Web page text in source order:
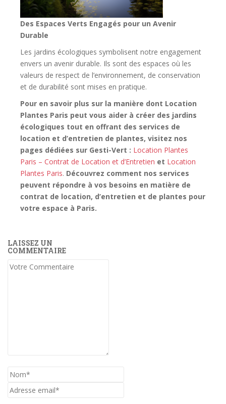
Des Espaces Verts Engagés pour un Avenir
Durable
Les jardins écologiques symbolisent notre engagement
envers un avenir durable. Ils sont des espaces où les
valeurs de respect de l’environnement, de conservation
et de durabilité sont mises en pratique.
Pour en savoir plus sur la manière dont Location
Plantes Paris peut vous aider à créer des jardins
écologiques tout en offrant des services de
location et d’entretien de plantes, visitez nos
pages dédiées sur Gesti-Vert : Location Plantes
Paris – Contrat de Location et d’Entretien et Location
Plantes Paris. Découvrez comment nos services
peuvent répondre à vos besoins en matière de
contrat de location, d’entretien et de plantes pour
votre espace à Paris.
LAISSEZ UN
COMMENTAIRE